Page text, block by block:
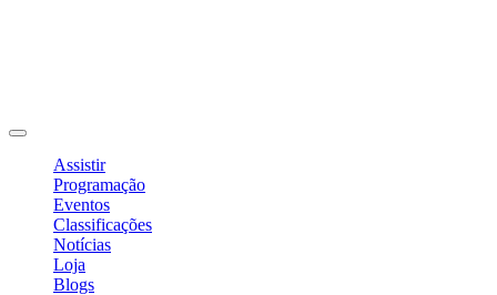
Assistir
Programação
Eventos
Classificações
Notícias
Loja
Blogs